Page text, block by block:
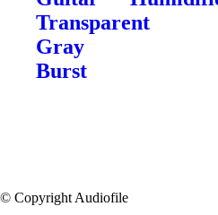
Transparent
Gray
Burst
© Copyright Audiofile